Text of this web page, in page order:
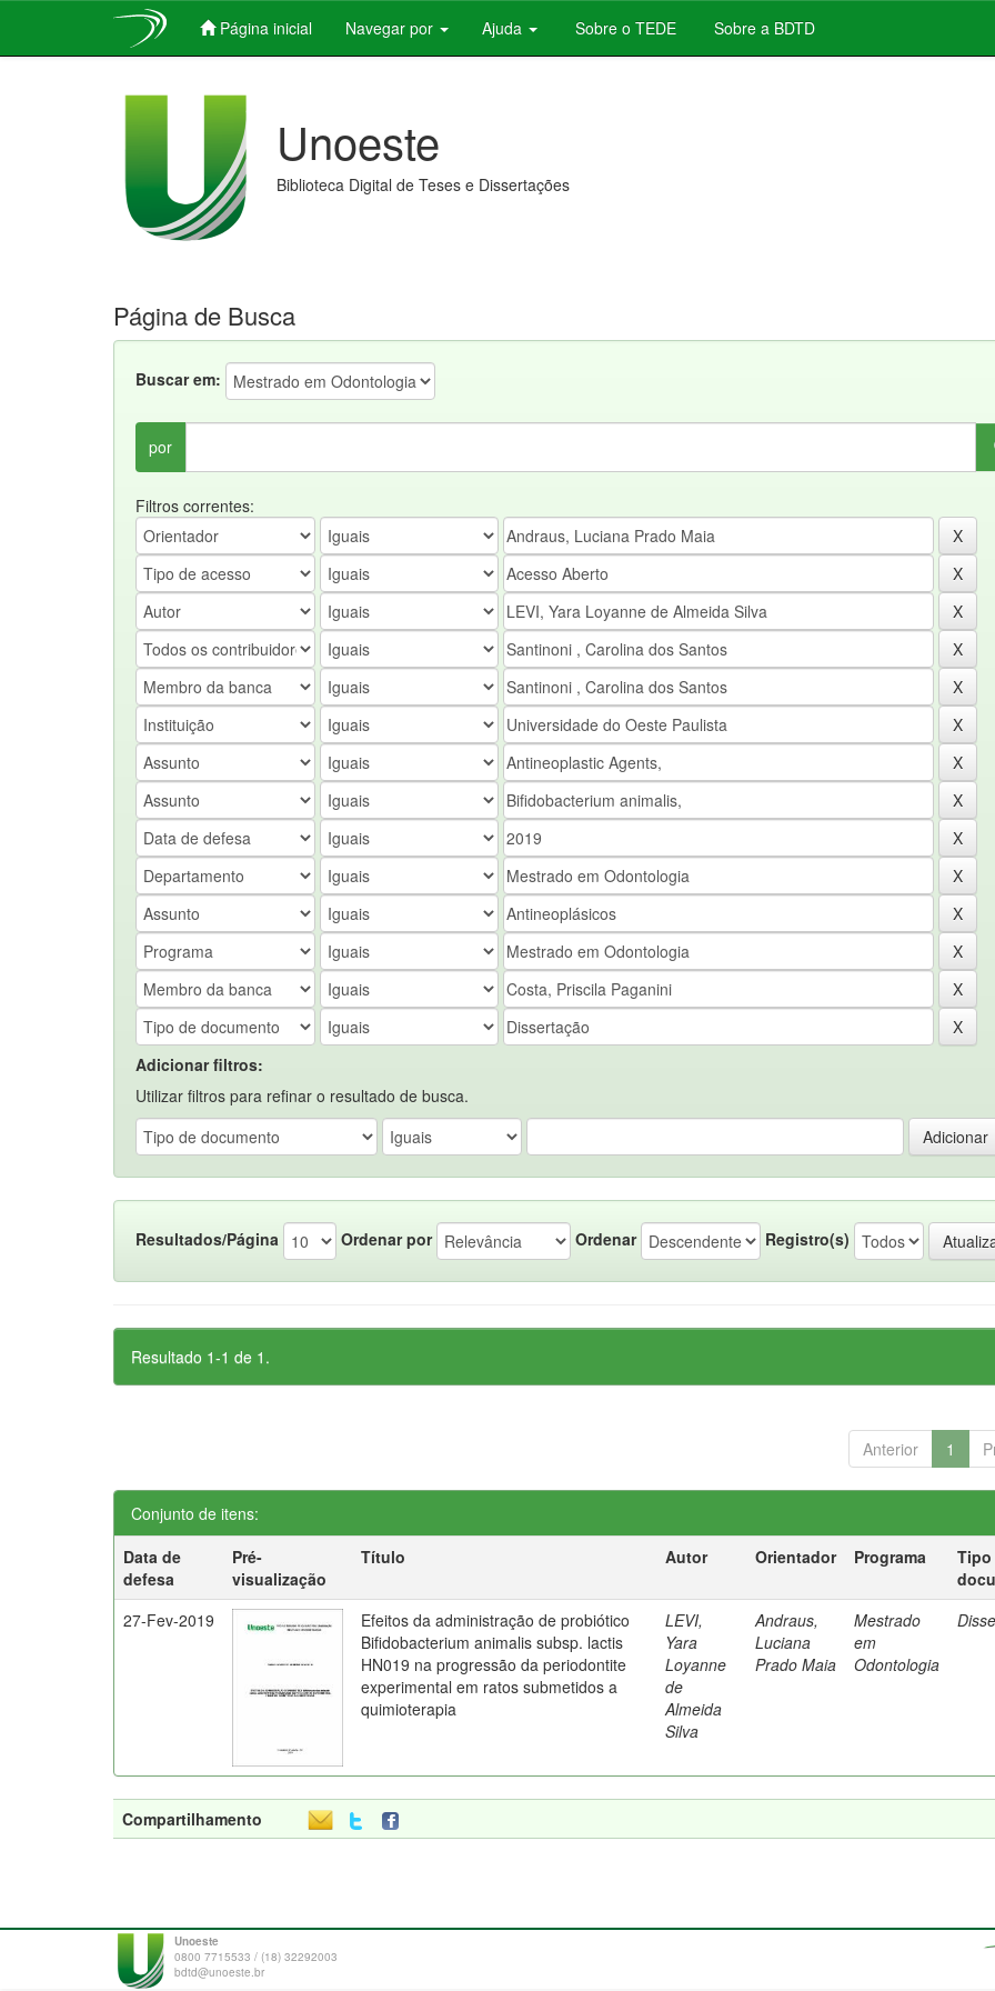
Página inicial Navegar por Ajuda Sobre o TEDE Sobre a BDTD
Unoeste
Biblioteca Digital de Teses e Dissertações
Página de Busca
Buscar em:
por
Filtros correntes:
Adicionar filtros:
Utilizar filtros para refinar o resultado de busca.
Resultados/Página Ordenar por Ordenar Registro(s)
Resultado 1-1 de 1.
Anterior 1
Conjunto de itens:
Data de
defesa
Pré-
visualização
Título Autor Orientador Programa
Tipo
27-Fev-2019
Efeitos da administração de probiótico
Bifidobacterium animalis subsp. lactis
HN019 na progressão da periodontite
experimental em ratos submetidos a
quimioterapia
LEVI,
Yara
Loyanne
de
Almeida
Silva
Andraus,
Luciana
Prado Maia
Mestrado
em
Odontologia
Compartilhamento
Unoeste
0800 7715533 / (18) 32292003
bdtd@unoeste.br